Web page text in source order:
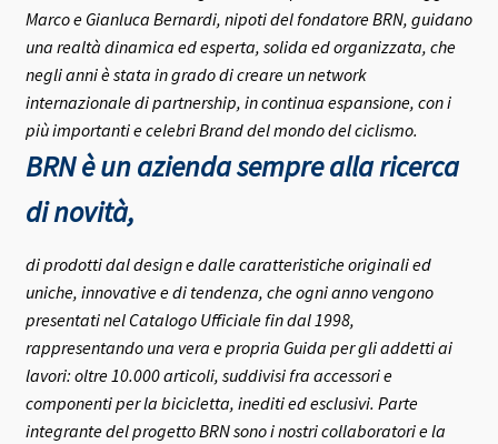
Marco e Gianluca Bernardi, nipoti del fondatore BRN, guidano
una realtà dinamica ed esperta, solida ed organizzata, che
negli anni è stata in grado di creare un network
internazionale di partnership, in continua espansione, con i
più importanti e celebri Brand del mondo del ciclismo.
BRN è un azienda sempre alla ricerca
di novità,
di prodotti dal design e dalle caratteristiche originali ed
uniche, innovative e di tendenza, che ogni anno vengono
presentati nel Catalogo Ufficiale fin dal 1998,
rappresentando una vera e propria Guida per gli addetti ai
lavori: oltre 10.000 articoli, suddivisi fra accessori e
componenti per la bicicletta, inediti ed esclusivi. Parte
integrante del progetto BRN sono i nostri collaboratori e la